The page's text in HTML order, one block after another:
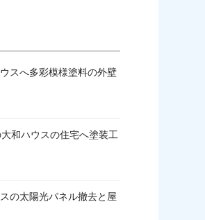
スへ多彩模様塗料の外壁
和ハウスの住宅へ塗装工
の太陽光パネル撤去と屋